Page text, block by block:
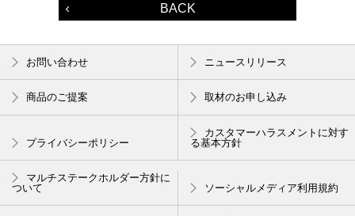
BACK
お問い合わせ ニュースリリース
商品のご提案 取材のお申し込み
プライバシーポリシー
カスタマーハラスメントに対す
る基本方針
マルチステークホルダー方針に
ついて
ソーシャルメディア利用規約